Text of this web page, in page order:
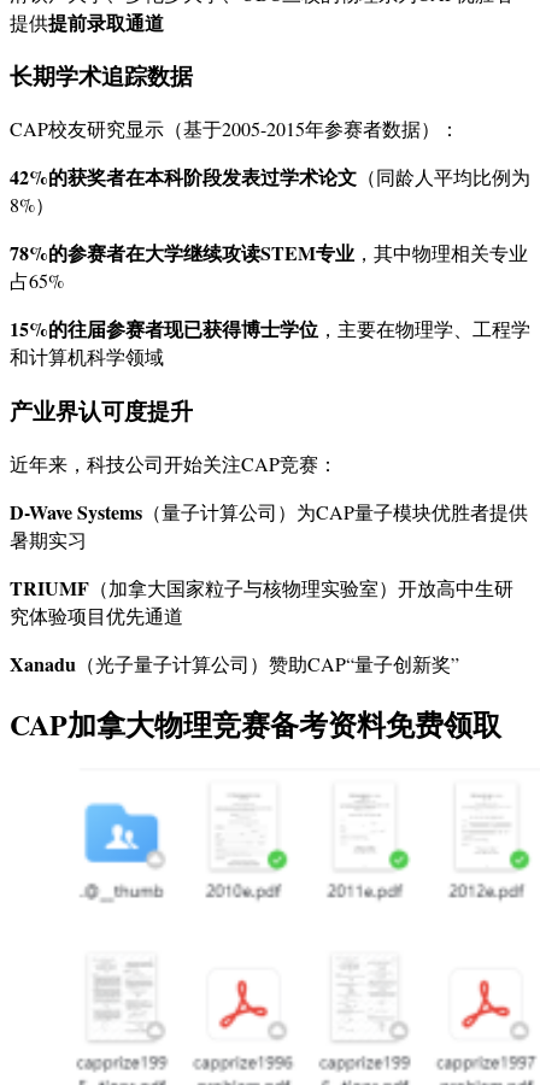
提供提前录取通道
长期学术追踪数据
CAP校友研究显示（基于2005-2015年参赛者数据）：
42%的获奖者在本科阶段发表过学术论文 （同龄人平均比例为
8%）
78%的参赛者在大学继续攻读STEM专业 ，其中物理相关专业
占65%
15%的往届参赛者现已获得博士学位 ，主要在物理学、工程学
和计算机科学领域
产业界认可度提升
近年来，科技公司开始关注CAP竞赛：
D-Wave Systems （量子计算公司）为CAP量子模块优胜者提供
暑期实习
TRIUMF （加拿大国家粒子与核物理实验室）开放高中生研
究体验项目优先通道
Xanadu （光子量子计算公司）赞助CAP“量子创新奖”
CAP加拿大物理竞赛备考资料免费领取